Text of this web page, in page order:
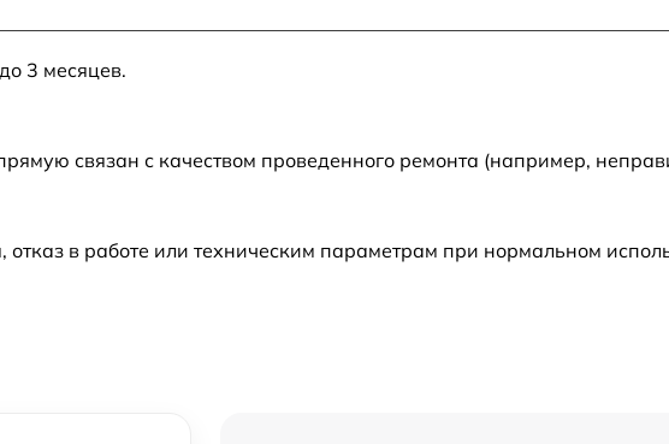
3 месяцев.
связан с качеством проведенного ремонта (например,
в работе или техническим параметрам при нормальном